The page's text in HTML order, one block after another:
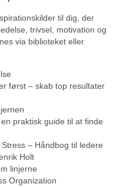
til dig, der
trivsel, motivation og
via biblioteket eller
først – skab top resultater
praktisk guide til at finde
– Håndbog til ledere
Holt
linjerne
Organization